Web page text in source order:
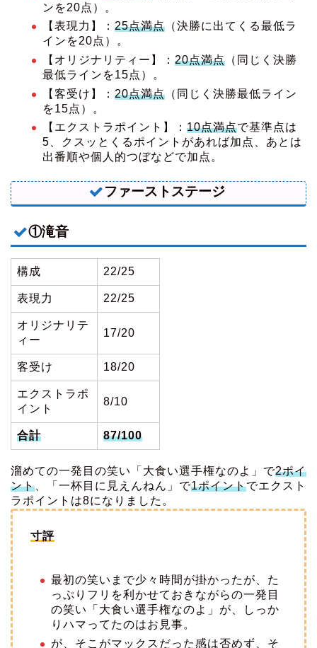
ンを20点）。
【表現力】： 25点満点 （決勝に出てくる最低ラ
インを20点）。
【オリジナリティー】： 20点満点 （同じく決勝
最低ラインを15点）。
【客受け】： 20点満点 （同じく決勝最低ライン
を15点）。
【エクストラポイント】： 10点満点で基準点は
5、クスッとくるポイントがあれば加点、あとは
出番順や個人的つぼなどで加点。
ファーストステージ
①滝音
構成 22/25
表現力 22/25
オリジナリテ
ィー
17/20
客受け 18/20
エクストラポ
イント
8/10
合計 87/100
溜めての一発目の笑い「大食い選手権なのよ」で2ポイ
ント 、「一杯目に見えんねん」で1ポイントでエクスト
ラポイントは8になりました。
寸評
最初の笑いまで少々時間が掛かったが、た
っぷりフリを利かせておきながらの一発目
の笑い「大食い選手権なのよ」が、しっか
りハマってたのはお見事。
が、そこがマックスだった感は否めず、そ